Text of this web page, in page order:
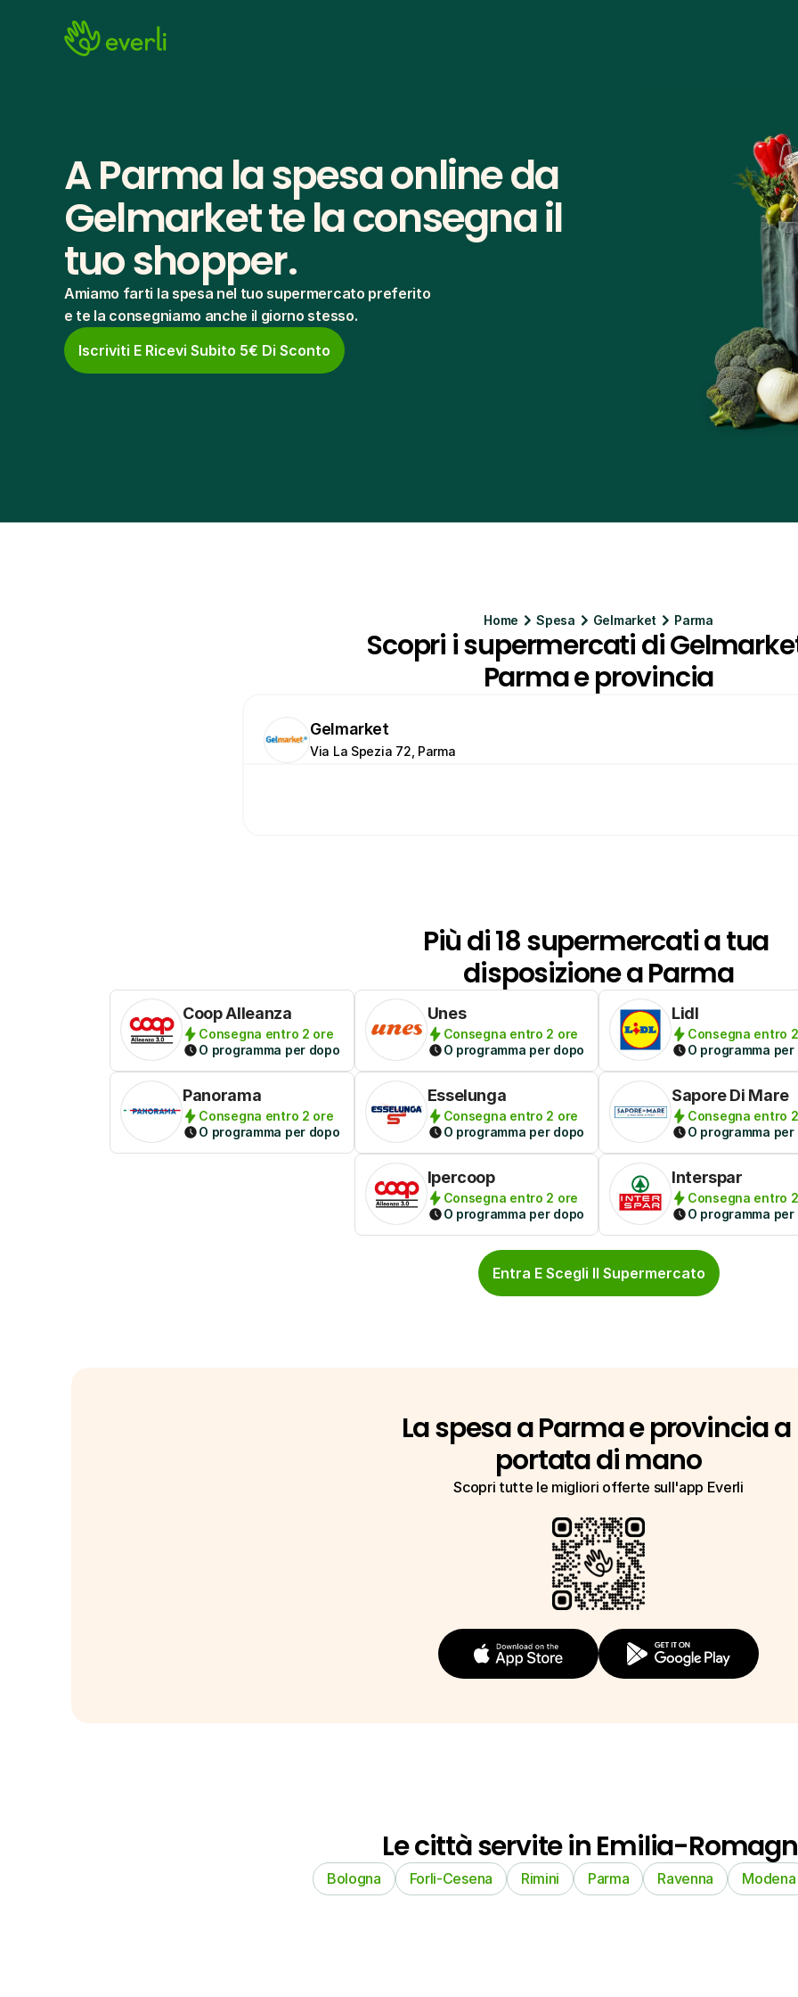
A Parma la spesa online da
Gelmarket te la consegna il
tuo shopper.
Amiamo farti la spesa nel tuo supermercato preferito
e te la consegniamo anche il giorno stesso.
Iscriviti E Ricevi Subito 5€ Di Sconto
Home Spesa Gelmarket Parma
Scopri i supermercati di
Parma e provincia
Gelmarket
Via La Spezia 72, Parma
Più di 18 supermercati a tua
disposizione a Parma
Coop Alleanza
Consegna entro 2 ore
O programma per dopo
Unes
Consegna entro 2 ore
O programma per dopo
Lidl
Consegna entro
O programma per
Panorama
Consegna entro 2 ore
O programma per dopo
Esselunga
Consegna entro 2 ore
O programma per dopo
Sapore Di Mare
Consegna entro
O programma per
Ipercoop
Consegna entro 2 ore
O programma per dopo
Interspar
Consegna entro
O programma per
Entra E Scegli Il Supermercato
La spesa a Parma e provincia a
portata di mano
Scopri tutte le migliori offerte sull'app Everli
Le città servite in Emilia-
Bologna Forli-Cesena Rimini Parma Ravenna Modena